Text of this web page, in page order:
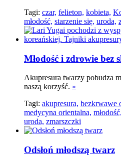
Tagi: czar, felieton, kobieta,
młodość, starzenie się, uroda,
Młodość i zdrowie bez
Akupresura twarzy pobudza
naszą korzyść. »
Tagi: akupresura, bezkrwawe
medycyna orientalna, młodość,
uroda, zmarszczki
Odsłoń młodszą twarz